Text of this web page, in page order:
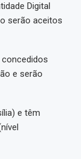
Digital
serão aceitos
e serão
e têm